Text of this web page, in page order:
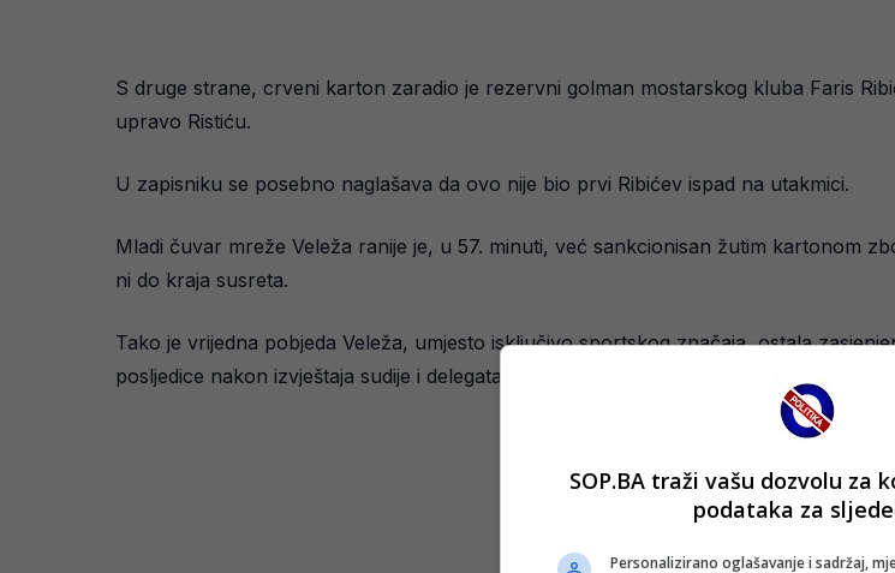
S druge strane, crveni karton zaradio je rezervni golman mostarskog kluba Faris
upravo Ristiću.
U zapisniku se posebno naglašava da ovo nije bio prvi Ribićev ispad na utakmici.
Mladi čuvar mreže Veleža ranije je, u 57. minuti, već sankcionisan žutim kartonom
ni do kraja susreta.
Tako je vrijedna pobjeda Veleža, umjesto isključivo sportskog značaja, ostala
posljedice nakon izvještaja sudije i delegata.
SOP.BA traži vašu dozvolu za
podataka za
Personalizirano oglašavanje i sadržaj,